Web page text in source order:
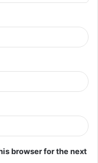
browser for the next